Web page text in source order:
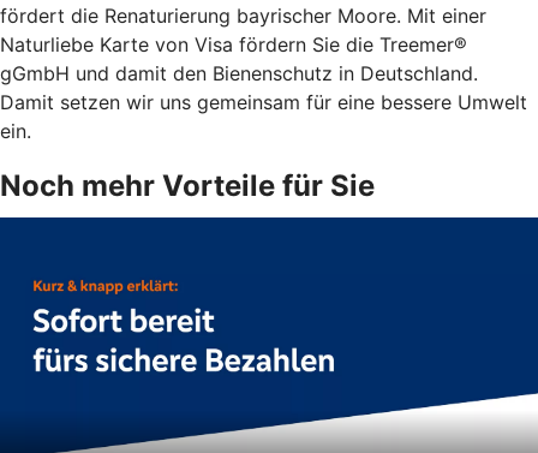
fördert die Renaturierung bayrischer Moore. Mit einer
Naturliebe Karte von Visa fördern Sie die Treemer®
gGmbH und damit den Bienenschutz in Deutschland.
Damit setzen wir uns gemeinsam für eine bessere Umwelt
ein.
Noch mehr Vorteile für Sie